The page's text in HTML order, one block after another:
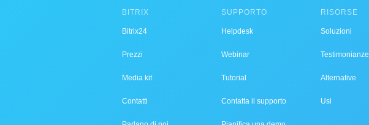
BITRIX
Bitrix24
Prezzi
Media kit
Contatti
SUPPORTO
Helpdesk
Webinar
Tutorial
Contatta il supporto
RISORSE
Soluzioni
Testimonianze
Alternative
Usi